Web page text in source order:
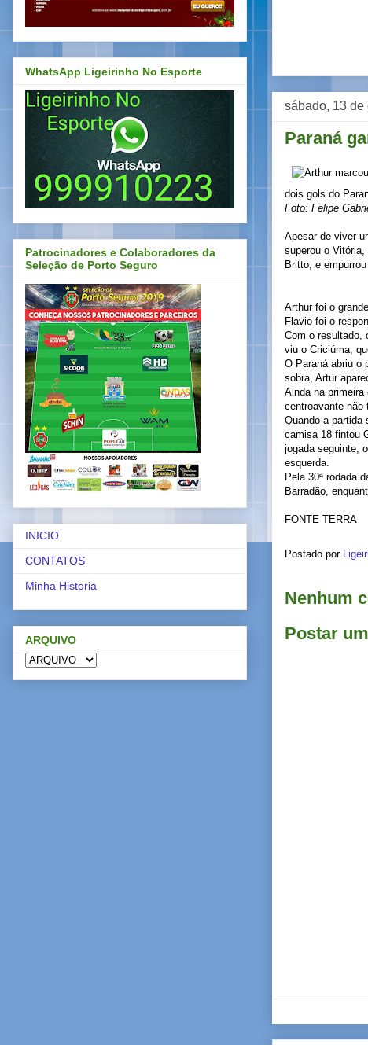
sábado, 13 de
Paraná
dois gols do
Foto: Felipe
Apesar de viver
superou o
Britto, e
Arthur foi o
Flavio foi o
Com o resultado,
viu o Criciúma,
O Paraná abriu o
sobra, Artur
Ainda na
centroavante não
Quando a partida
camisa 18 fintou
jogada seguinte,
esquerda.
Pela 30ª rodada
Barradão,
FONTE TERRA
Postado por
Nenhum
Postar
WhatsApp Ligeirinho No Esporte
Patrocinadores e Colaboradores da
Seleção de Porto Seguro
INICIO
CONTATOS
Minha Historia
ARQUIVO